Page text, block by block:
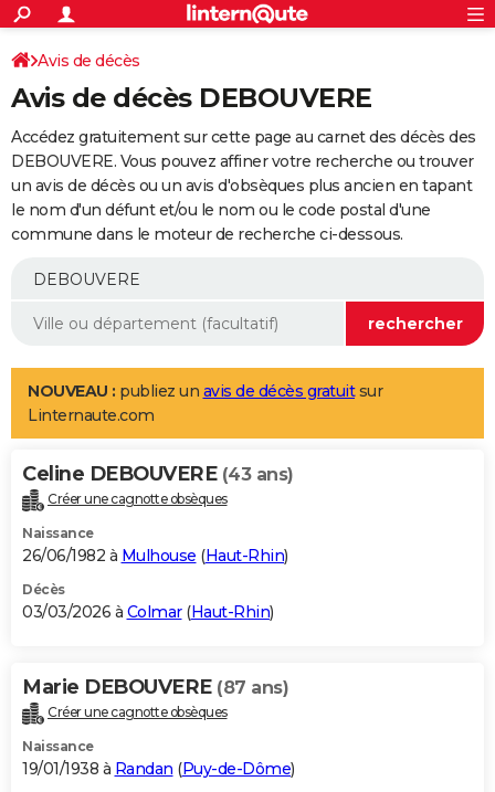
ACTUALITÉS
Politique
Société
Faits Divers
Education
Monde
Villes
+
SPORT
Coupe du monde 2026
Football
Tennis
Cyclisme
Rugby
Forum
Programme TV
TNT
Streaming
Cinéma
Sorties cinéma
Musique
+
FINANCE
Impôts
Immobilier
Risques naturels par ville
Banque
Assurance
Crédit
AUTO
Essais
Réserver un essai
Citadines
Berlines
SUV
Forum auto
+
Mobiles
Meilleur smartphone
Internet
Ordinateurs
Jeux vidéo
Guide high-tech
Aménagement intérieur
LIFESTYLE
Art de vivre
Bien-être
Loisirs
Mode
Modes de vie
Alimentation
Guide de la santé
Maladies
Médicaments
Sommeil
VOYAGE
Destinations
City break
Voyage nature
Voyage de noces
Forum
Climat
+PHOTO
GUIDES D'ACHAT
BONS PLANS
Carte de Noël
Carte Bonne année
Carte Saint-Valentin
Carte Pâques
Carte d'anniversaire
DICTIONNAIRE
Dictionnaire
Biographies
Citations
Expressions
Proverbes
PROGRAMME TV
Avis de décès
Avis de décès DEBOUVERE
Accédez gratuitement sur cette page au carnet des décès des
DEBOUVERE. Vous pouvez affiner votre recherche ou trouver
un avis de décès ou un avis d'obsèques plus ancien en tapant
le nom d'un défunt et/ou le nom ou le code postal d'une
commune dans le moteur de recherche ci-dessous.
NOUVEAU : publiez un avis de décès gratuitsur
Linternaute.com
Celine DEBOUVERE (43 ans)
Créer une cagnotte obsèques
Naissance
26/06/1982 à Mulhouse (Haut-Rhin)
Décès
03/03/2026 à Colmar(Haut-Rhin)
Marie DEBOUVERE (87 ans)
Créer une cagnotte obsèques
Naissance
19/01/1938 à Randan (Puy-de-Dôme)